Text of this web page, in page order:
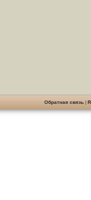
Обратная связь